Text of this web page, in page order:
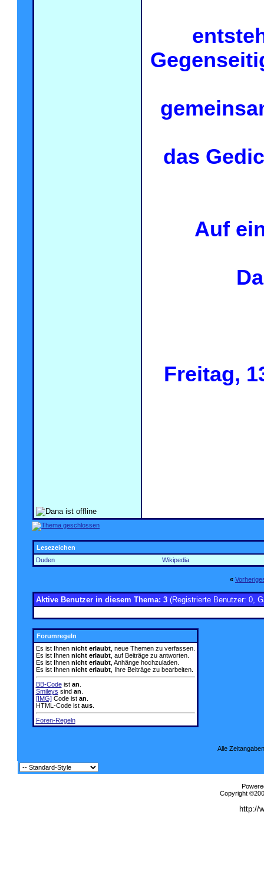
das
Auf
Freitag,
Lesezeichen
Duden
Wikipedia
«
Aktive Benutzer in diesem Thema: 3 (Registrierte Benutzer: 0,
Forumregeln
Es ist Ihnen nicht erlaubt, neue Themen zu verfassen.
Es ist Ihnen nicht erlaubt, auf Beiträge zu antworten.
Es ist Ihnen nicht erlaubt, Anhänge hochzuladen.
Es ist Ihnen nicht erlaubt, Ihre Beiträge zu bearbeiten.
BB-Codeist an
Smileys sind an
[IMG]Code ist an
HTML-Code ist aus.
Foren-Regeln
Alle
Copyright
http://